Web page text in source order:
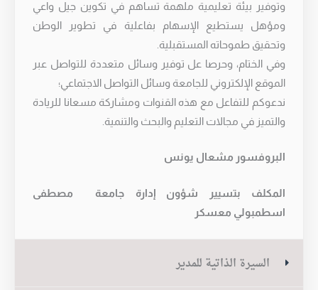
وتوفير بيئة تعليمية ملهمة تساهم في تكوين جيل واعي
ومؤهل يستطيع الإسهام بفاعلية في تطوير الوطن
وتحقيق طموحاته المستقبلية.
وفي الختام، وحرصا عل توفير وسائل متعددة للتواصل عبر
الموقع الإلكتروني للجامعة وسائل التواصل الاجتماعي؛
ندعوكم للتفاعل مع هذه القنوات ومشاركة مسعانا للريادة
والتميز في مجالات التعليم والبحث والتنمية.
البروفسور مشعال يونس
المكلف بتسيير شؤون إدارة جامعة مصطفى
اسطمبولي معسكر
السيرة الذاتية للمدير